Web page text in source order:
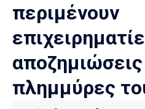
περιμένουν
πλημμύρες